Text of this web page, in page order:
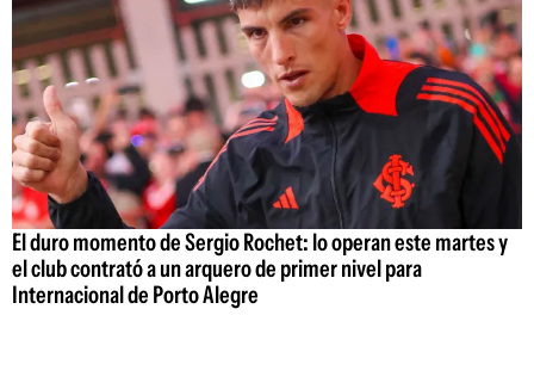
El duro momento de Sergio Rochet: lo operan este martes y
el club contrató a un arquero de primer nivel para
Internacional de Porto Alegre